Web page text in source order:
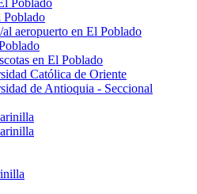
Poblado
Poblado
aeropuerto en El Poblado
en El Poblado
Católica de Oriente
de Antioquia - Seccional